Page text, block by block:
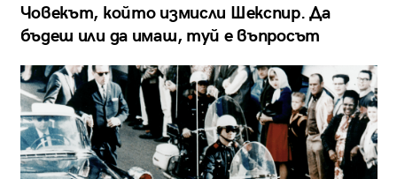
Човекът, който измисли Шекспир. Да
бъдеш или да имаш, туй е въпросът